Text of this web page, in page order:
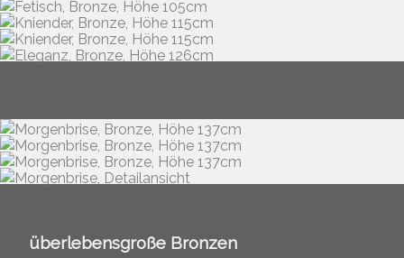
überlebensgroße Bronzen